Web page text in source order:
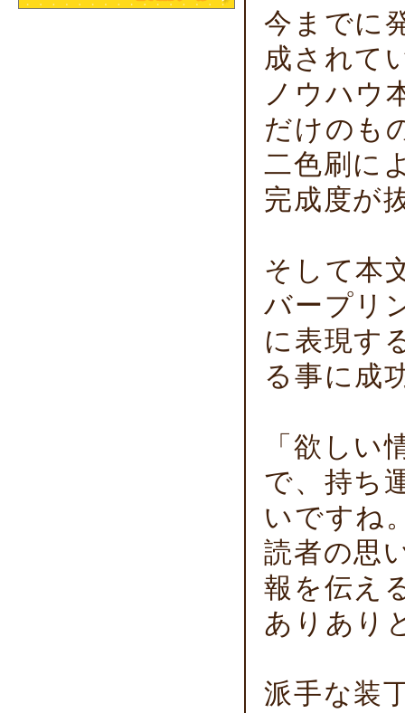
今までに
成されて
ノウハウ
だけのも
二色刷に
完成度が
そして本
バープリ
に表現す
る事に成
「欲し
で、持ち
いですね
読者の思
報を伝え
ありあり
派手な装